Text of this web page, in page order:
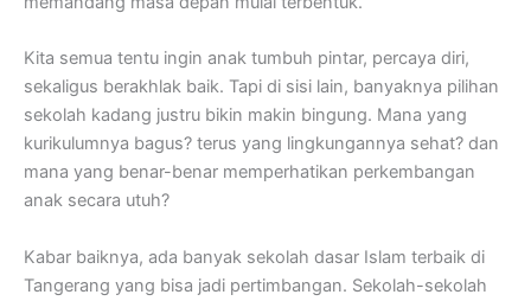
Kita semua tentu ingin anak tumbuh pintar, percaya diri,
sekaligus berakhlak baik. Tapi di sisi lain, banyaknya pilihan
sekolah kadang justru bikin makin bingung. Mana yang
kurikulumnya bagus? terus yang lingkungannya sehat? dan
mana yang benar-benar memperhatikan perkembangan
anak secara utuh?
Kabar baiknya, ada banyak sekolah dasar Islam terbaik di
Tangerang yang bisa jadi pertimbangan. Sekolah-sekolah